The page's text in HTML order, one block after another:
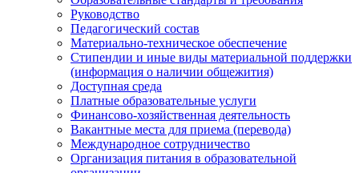
Руководство
Педагогический состав
Материально-техническое обеспечение
Стипендии и иные виды материальной поддержки
(информация о наличии общежития)
Доступная среда
Платные образовательные услуги
Финансово-хозяйственная деятельность
Вакантные места для приема (перевода)
Международное сотрудничество
Организация питания в образовательной